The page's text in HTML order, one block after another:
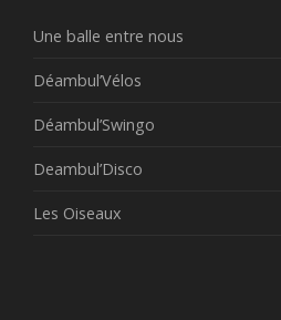
Une balle entre nous
Déambul’Vélos
Déambul’Swingo
Deambul’Disco
Les Oiseaux